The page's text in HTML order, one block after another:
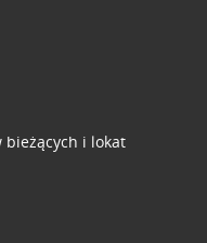
i lokat